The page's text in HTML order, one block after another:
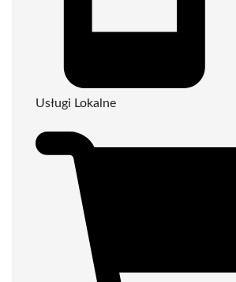
Usługi Lokalne